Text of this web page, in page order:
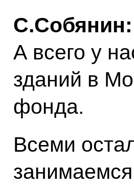
С.Собянин:
А всего у
зданий в
фонда.
Всеми